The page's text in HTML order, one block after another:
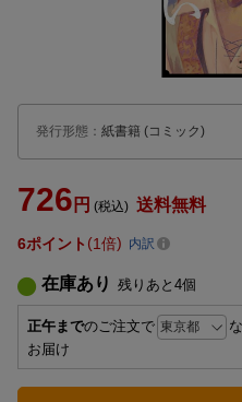
発行形態 ： 紙書籍 (コミック)
726 円 (税込) 送料無料
6ポイント 1倍 内訳
在庫あり 残りあと 4個
正午までのご注文で
お届け